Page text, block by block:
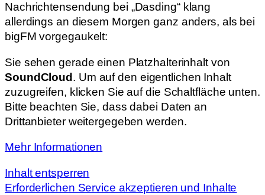
Nachrichtensendung bei „Dasding“ klang
allerdings an diesem Morgen ganz anders, als bei
bigFM vorgegaukelt:
Sie sehen gerade einen Platzhalterinhalt von
SoundCloud . Um auf den eigentlichen Inhalt
zuzugreifen, klicken Sie auf die Schaltfläche unten.
Bitte beachten Sie, dass dabei Daten an
Drittanbieter weitergegeben werden.
Mehr Informationen
Inhalt entsperren
Erforderlichen Service akzeptieren und Inhalte